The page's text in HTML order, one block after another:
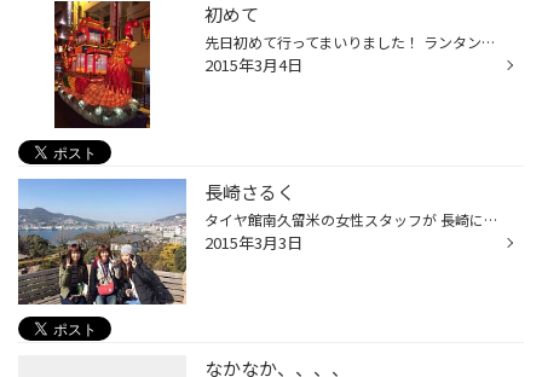
初めて
先日初めて行ってまいりました！ ランタン！ 提灯だらけ！すごい！とにかく綺麗でした！ 一度行ってみたいと思っておりましたが、 仕事帰りでしたので、時間もなく ぶらぶらしただけでしたが面白かったです！ 来年は、明るいうちからゆっくりと いきたいと思いました。 やっぱり地域を挙げてのお祭...
2015年3月4日
長崎さるく
タイヤ館南久留米の女性スタッフが 長崎に遊びに来てくれました‼ 諫早店の女性スタッフと3人で 長崎の観光してきました。 中華街で昼食のちゃんぽん→オランダ坂→ グラバー園→亀山社中→眼鏡橋→中央公園 長崎にいながら、長崎の観光地を さるく(歩いて回る)ことがなかったので いい体験でした！長崎は...
2015年3月3日
なかなか、、、、